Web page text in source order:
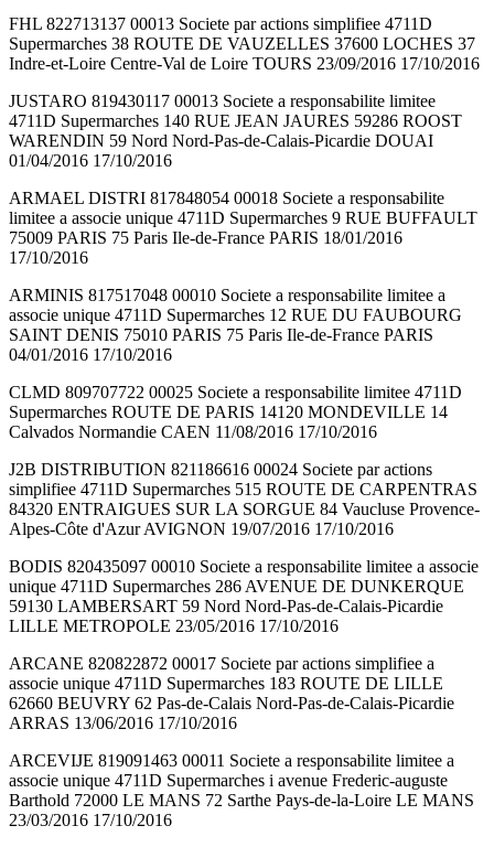
FHL 822713137 00013 Societe par actions simplifiee 4711D
Supermarches 38 ROUTE DE VAUZELLES 37600 LOCHES 37
Indre-et-Loire Centre-Val de Loire TOURS 23/09/2016 17/10/2016
JUSTARO 819430117 00013 Societe a responsabilite limitee
4711D Supermarches 140 RUE JEAN JAURES 59286 ROOST
WARENDIN 59 Nord Nord-Pas-de-Calais-Picardie DOUAI
01/04/2016 17/10/2016
ARMAEL DISTRI 817848054 00018 Societe a responsabilite
limitee a associe unique 4711D Supermarches 9 RUE BUFFAULT
75009 PARIS 75 Paris Ile-de-France PARIS 18/01/2016
17/10/2016
ARMINIS 817517048 00010 Societe a responsabilite limitee a
associe unique 4711D Supermarches 12 RUE DU FAUBOURG
SAINT DENIS 75010 PARIS 75 Paris Ile-de-France PARIS
04/01/2016 17/10/2016
CLMD 809707722 00025 Societe a responsabilite limitee 4711D
Supermarches ROUTE DE PARIS 14120 MONDEVILLE 14
Calvados Normandie CAEN 11/08/2016 17/10/2016
J2B DISTRIBUTION 821186616 00024 Societe par actions
simplifiee 4711D Supermarches 515 ROUTE DE CARPENTRAS
84320 ENTRAIGUES SUR LA SORGUE 84 Vaucluse Provence-
Alpes-Côte d'Azur AVIGNON 19/07/2016 17/10/2016
BODIS 820435097 00010 Societe a responsabilite limitee a associe
unique 4711D Supermarches 286 AVENUE DE DUNKERQUE
59130 LAMBERSART 59 Nord Nord-Pas-de-Calais-Picardie
LILLE METROPOLE 23/05/2016 17/10/2016
ARCANE 820822872 00017 Societe par actions simplifiee a
associe unique 4711D Supermarches 183 ROUTE DE LILLE
62660 BEUVRY 62 Pas-de-Calais Nord-Pas-de-Calais-Picardie
ARRAS 13/06/2016 17/10/2016
ARCEVIJE 819091463 00011 Societe a responsabilite limitee a
associe unique 4711D Supermarches i avenue Frederic-auguste
Barthold 72000 LE MANS 72 Sarthe Pays-de-la-Loire LE MANS
23/03/2016 17/10/2016